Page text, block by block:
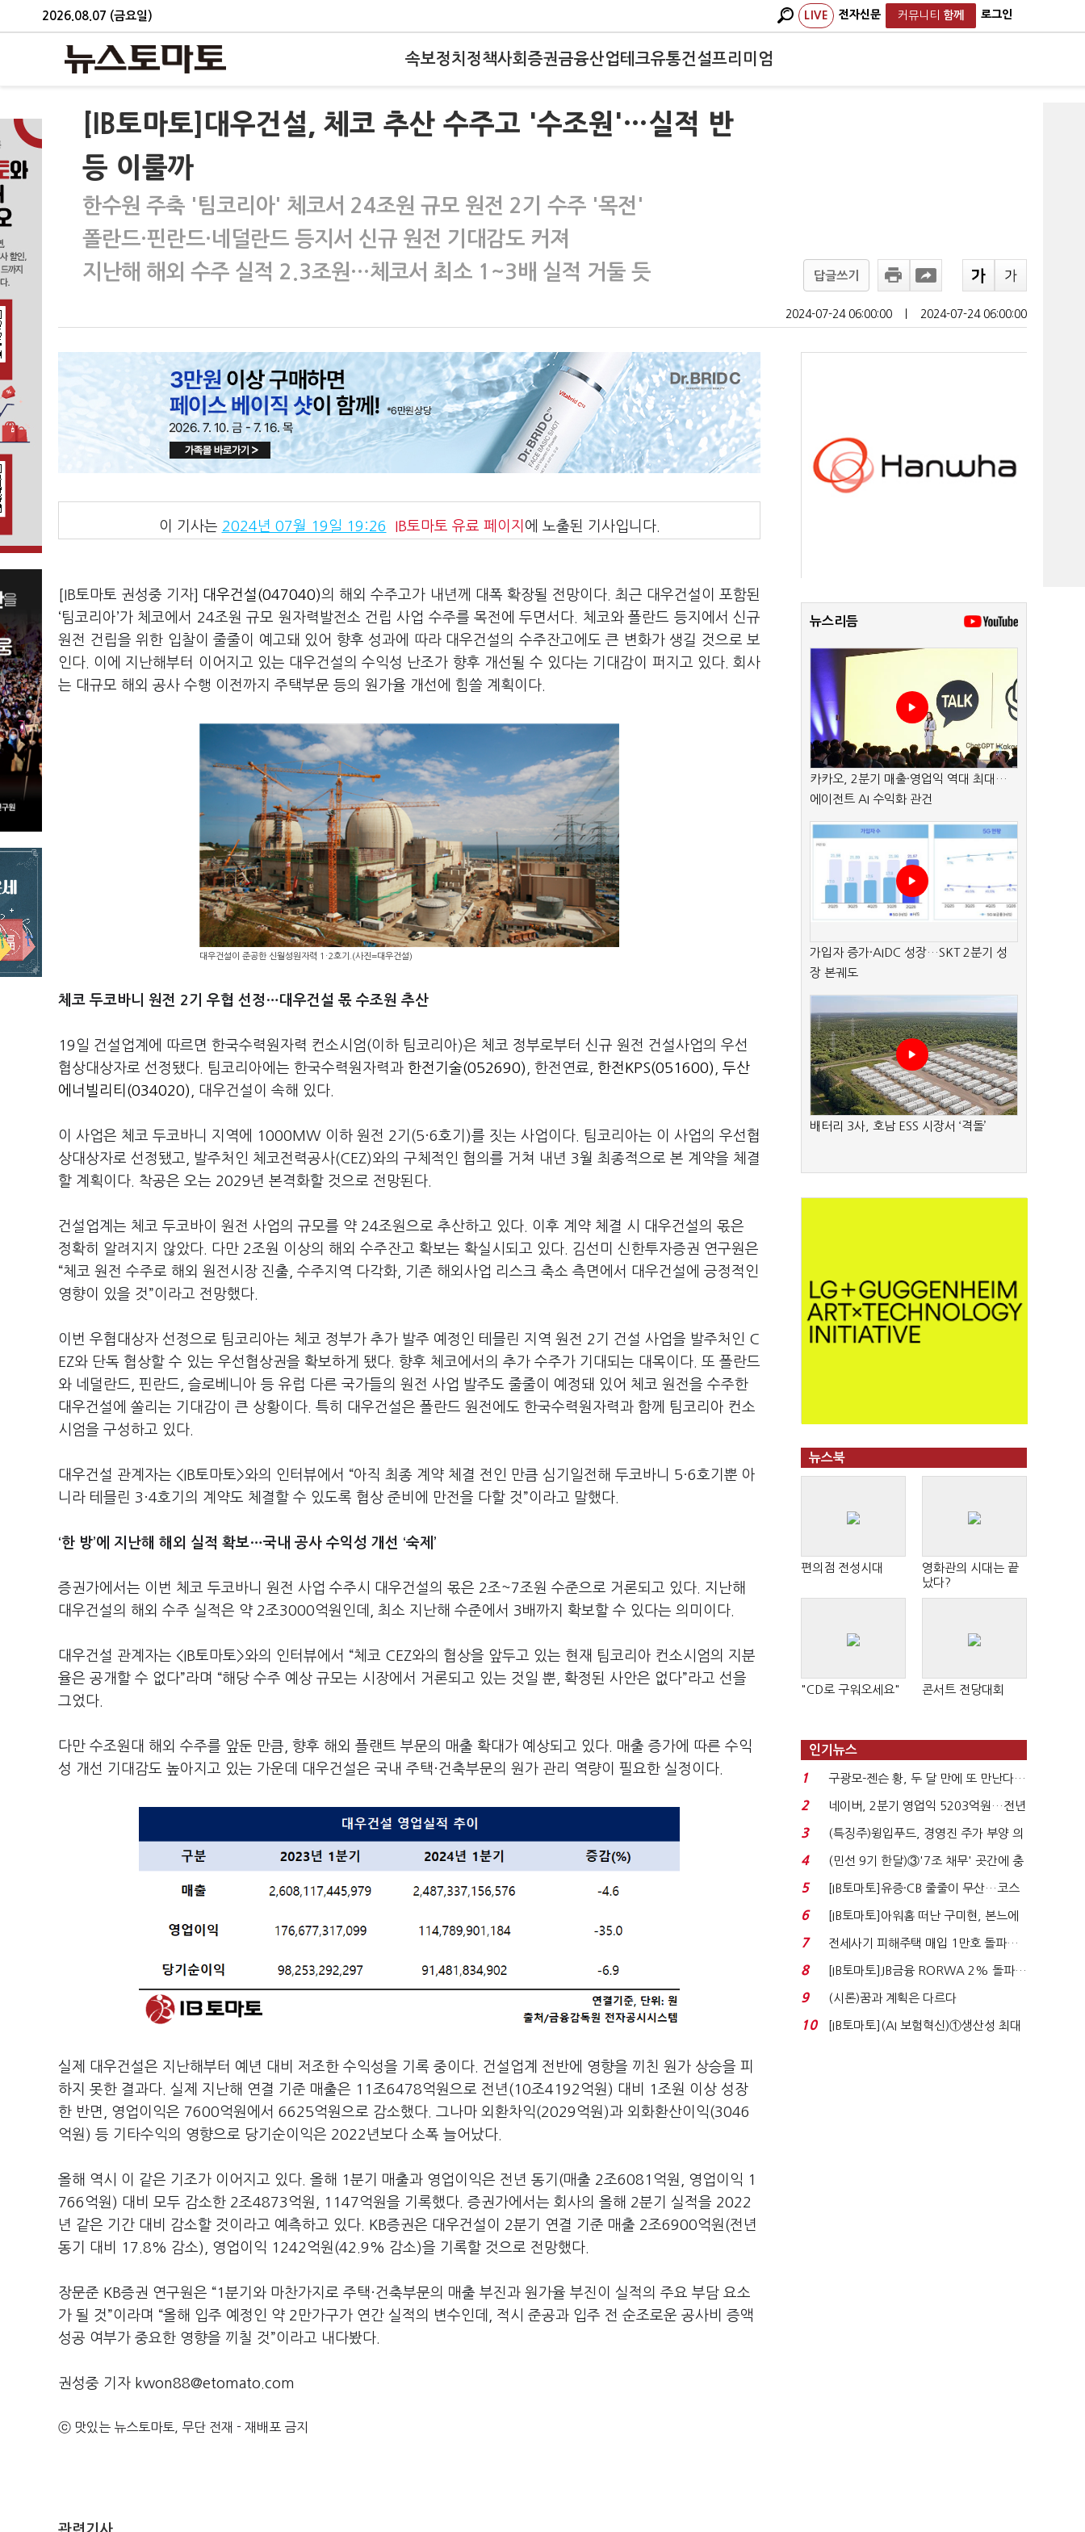
2026.08.07 (금요일) LIVE 전자신문 커뮤니티 함께 로그인
속보정치 정책사회 증권금융산업테크유통건설프리미엄
[IB토마토]대우건설, 체코 추산 수주고 '수조원'…실적 반
등 이룰까
한수원 주축 '팀코리아' 체코서 24조원 규모 원전 2기 수주 '목전'
폴란드·핀란드·네덜란드 등지서 신규 원전 기대감도 커져
지난해 해외 수주 실적 2.3조원…체코서 최소 1~3배 실적 거둘 듯
답글쓰기
2024-07-24 06:00:00 2024-07-24 06:00:00
이 기사는 2024년 07월 19일 19:26 IB토마토 유료 페이지 에 노출된 기사입니다.
[IB토마토 권성중 기자] 대우건설(047040)의 해외 수주고가 내년께 대폭 확장될 전망이다. 최근 대우건설이 포함된
‘팀코리아’가 체코에서 24조원 규모 원자력발전소 건립 사업 수주를 목전에 두면서다. 체코와 폴란드 등지에서 신규
원전 건립을 위한 입찰이 줄줄이 예고돼 있어 향후 성과에 따라 대우건설의 수주잔고에도 큰 변화가 생길 것으로 보
인다. 이에 지난해부터 이어지고 있는 대우건설의 수익성 난조가 향후 개선될 수 있다는 기대감이 퍼지고 있다. 회사
는 대규모 해외 공사 수행 이전까지 주택부문 등의 원가율 개선에 힘쓸 계획이다.
대우건설이 준공한 신월성원자력 1·2호기.(사진=대우건설)
체코 두코바니 원전 2기 우협 선정…대우건설 몫 수조원 추산
19일 건설업계에 따르면 한국수력원자력 컨소시엄(이하 팀코리아)은 체코 정부로부터 신규 원전 건설사업의 우선
협상대상자로 선정됐다. 팀코리아에는 한국수력원자력과 한전기술(052690) , 한전연료, 한전KPS(051600)
두산
에너빌리티(034020)
, 대우건설이 속해 있다.
이 사업은 체코 두코바니 지역에 1000MW 이하 원전 2기(5·6호기)를 짓는 사업이다. 팀코리아는 이 사업의 우선협
상대상자로 선정됐고, 발주처인 체코전력공사(CEZ)와의 구체적인 협의를 거쳐 내년 3월 최종적으로 본 계약을 체결
할 계획이다. 착공은 오는 2029년 본격화할 것으로 전망된다.
건설업계는 체코 두코바이 원전 사업의 규모를 약 24조원으로 추산하고 있다. 이후 계약 체결 시 대우건설의 몫은
정확히 알려지지 않았다. 다만 2조원 이상의 해외 수주잔고 확보는 확실시되고 있다. 김선미 신한투자증권 연구원은
“체코 원전 수주로 해외 원전시장 진출, 수주지역 다각화, 기존 해외사업 리스크 축소 측면에서 대우건설에 긍정적인
영향이 있을 것”이라고 전망했다.
이번 우협대상자 선정으로 팀코리아는 체코 정부가 추가 발주 예정인 테믈린 지역 원전 2기 건설 사업을 발주처인 C
EZ와 단독 협상할 수 있는 우선협상권을 확보하게 됐다. 향후 체코에서의 추가 수주가 기대되는 대목이다. 또 폴란드
와 네덜란드, 핀란드, 슬로베니아 등 유럽 다른 국가들의 원전 사업 발주도 줄줄이 예정돼 있어 체코 원전을 수주한
대우건설에 쏠리는 기대감이 큰 상황이다. 특히 대우건설은 폴란드 원전에도 한국수력원자력과 함께 팀코리아 컨소
시엄을 구성하고 있다.
대우건설 관계자는 <IB토마토>와의 인터뷰에서 “아직 최종 계약 체결 전인 만큼 심기일전해 두코바니 5·6호기뿐 아
니라 테믈린 3·4호기의 계약도 체결할 수 있도록 협상 준비에 만전을 다할 것”이라고 말했다.
‘한 방’에 지난해 해외 실적 확보…국내 공사 수익성 개선 ‘숙제’
증권가에서는 이번 체코 두코바니 원전 사업 수주시 대우건설의 몫은 2조~7조원 수준으로 거론되고 있다. 지난해
대우건설의 해외 수주 실적은 약 2조3000억원인데, 최소 지난해 수준에서 3배까지 확보할 수 있다는 의미이다.
대우건설 관계자는 <IB토마토>와의 인터뷰에서 “체코 CEZ와의 협상을 앞두고 있는 현재 팀코리아 컨소시엄의 지분
율은 공개할 수 없다”라며 “해당 수주 예상 규모는 시장에서 거론되고 있는 것일 뿐, 확정된 사안은 없다”라고 선을
그었다.
다만 수조원대 해외 수주를 앞둔 만큼, 향후 해외 플랜트 부문의 매출 확대가 예상되고 있다. 매출 증가에 따른 수익
성 개선 기대감도 높아지고 있는 가운데 대우건설은 국내 주택·건축부문의 원가 관리 역량이 필요한 실정이다.
실제 대우건설은 지난해부터 예년 대비 저조한 수익성을 기록 중이다. 건설업계 전반에 영향을 끼친 원가 상승을 피
하지 못한 결과다. 실제 지난해 연결 기준 매출은 11조6478억원으로 전년(10조4192억원) 대비 1조원 이상 성장
한 반면, 영업이익은 7600억원에서 6625억원으로 감소했다. 그나마 외환차익(2029억원)과 외화환산이익(3046
억원) 등 기타수익의 영향으로 당기순이익은 2022년보다 소폭 늘어났다.
올해 역시 이 같은 기조가 이어지고 있다. 올해 1분기 매출과 영업이익은 전년 동기(매출 2조6081억원, 영업이익 1
766억원) 대비 모두 감소한 2조4873억원, 1147억원을 기록했다. 증권가에서는 회사의 올해 2분기 실적을 2022
년 같은 기간 대비 감소할 것이라고 예측하고 있다. KB증권은 대우건설이 2분기 연결 기준 매출 2조6900억원(전년
동기 대비 17.8% 감소), 영업이익 1242억원(42.9% 감소)을 기록할 것으로 전망했다.
장문준 KB증권 연구원은 “1분기와 마찬가지로 주택·건축부문의 매출 부진과 원가율 부진이 실적의 주요 부담 요소
가 될 것”이라며 “올해 입주 예정인 약 2만가구가 연간 실적의 변수인데, 적시 준공과 입주 전 순조로운 공사비 증액
성공 여부가 중요한 영향을 끼칠 것”이라고 내다봤다.
권성중 기자 kwon88@etomato.com
ⓒ 맛있는 뉴스토마토, 무단 전재 - 재배포 금지
뉴스리듬
카카오, 2분기 매출·영업익 역대 최대…
에이전트 AI 수익화 관건
가입자 증가·AIDC 성장…SKT 2분기 성
장 본궤도
배터리 3사, 호남 ESS 시장서 ‘격돌’
뉴스북
편의점 전성시대
영화관의 시대는 끝
났다?
"CD로 구워오세요" 콘서트 전당대회
인기뉴스
1
구광모-젠슨 황, 두 달 만에 또 만난다…
로봇·AI 등 논...
2
네이버, 2분기 영업익 5203억원…전년
비 0.2% 감소...
3
(특징주)윙입푸드, 경영진 주가 부양 의
지에 상한가...
4
(민선 9기 한달)③'7조 채무' 곳간에 충
격…추미애, 20년...
5
[IB토마토]유증·CB 줄줄이 무산…코스
닥 벌점 급증에 ...
6
[IB토마토]아워홈 떠난 구미현, 본느에
340억 베팅…가...
7
전세사기 피해주택 매입 1만호 돌파…
누적 피해자 4만2...
8
[IB토마토]JB금융 RORWA 2% 돌파…
실적 견인은 은행 ...
9 (시론)꿈과 계획은 다르다
10
[IB토마토](AI 보험혁신)①생산성 최대